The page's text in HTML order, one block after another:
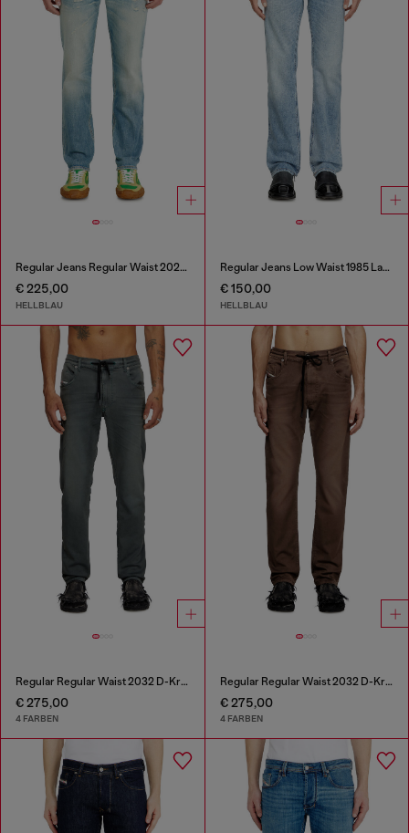
Regular Jeans Regular Waist 2023 D-Finitive
€ 225,00
HELLBLAU
Regular Jeans Low Waist 1985 Larkee
€ 150,00
HELLBLAU
Regular Regular Waist 2032 D-Krooley Joggjeans®
€ 275,00
4 FARBEN
Regular Regular Waist 2032 D-Krooley Joggjeans®
€ 275,00
4 FARBEN